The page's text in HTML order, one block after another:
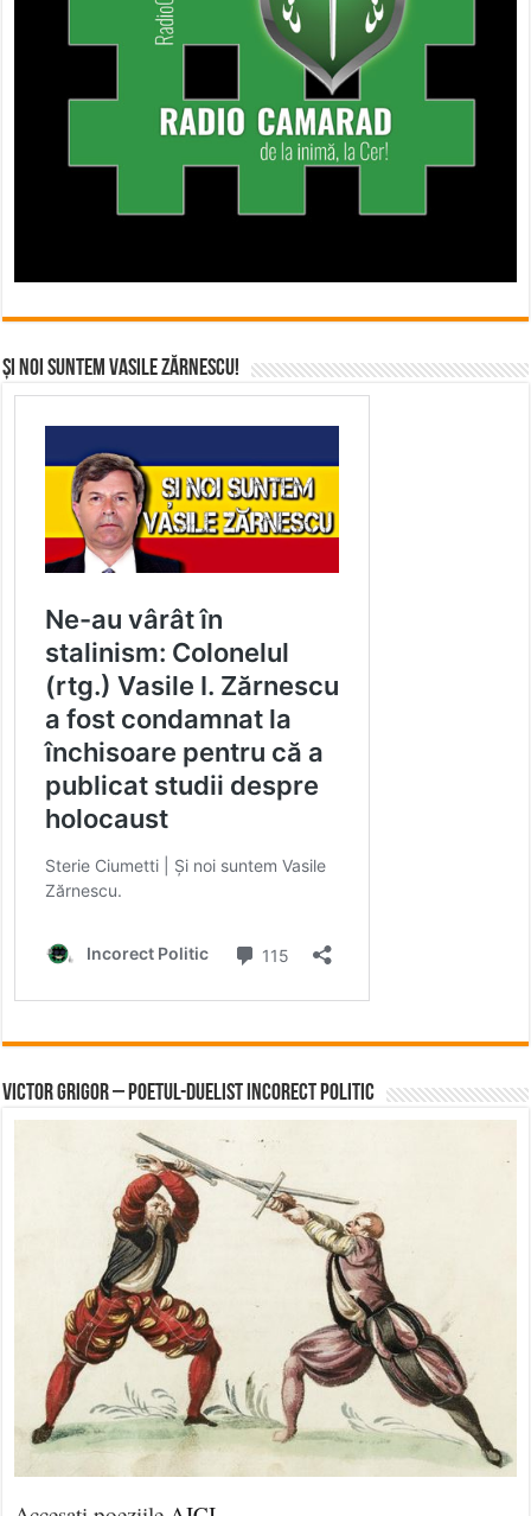
Și noi suntem Vasile Zărnescu!
Victor Grigor – Poetul-Duelist Incorect Politic